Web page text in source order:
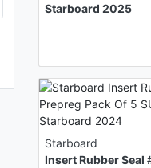
Starboard 2025
Starboard
Insert Rubber Seal